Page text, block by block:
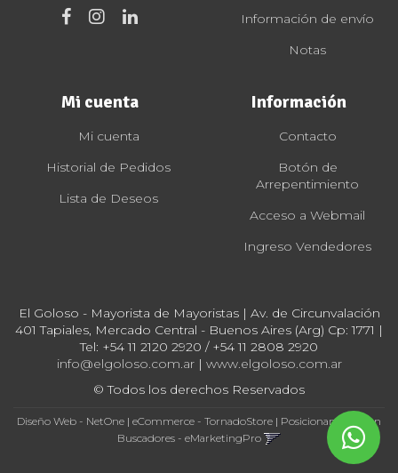
Información de envío
Notas
Mi cuenta
Mi cuenta
Historial de Pedidos
Lista de Deseos
Información
Contacto
Botón de
Arrepentimiento
Acceso a Webmail
Ingreso Vendedores
El Goloso - Mayorista de Mayoristas | Av. de Circunvalación
401 Tapiales, Mercado Central - Buenos Aires (Arg) Cp: 1771 |
Tel: +54 11 2120 2920 / +54 11 2808 2920
info@elgoloso.com.ar| www.elgoloso.com.ar
© Todos los derechos Reservados
Diseño Web - NetOne | eCommerce - TornadoStore | Posicionamiento en
Buscadores - eMarketingPro